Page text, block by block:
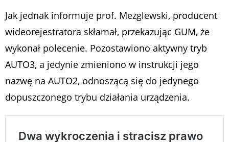
Jak jednak informuje prof. Mezglewski, producent
wideorejestratora skłamał, przekazując GUM, że
wykonał polecenie. Pozostawiono aktywny tryb
AUTO3, a jedynie zmieniono w instrukcji jego
nazwę na AUTO2, odnoszącą się do jedynego
dopuszczonego trybu działania urządzenia.